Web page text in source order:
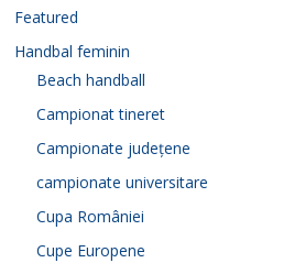
Featured
Handbal feminin
Beach handball
Campionat tineret
Campionate județene
campionate universitare
Cupa României
Cupe Europene